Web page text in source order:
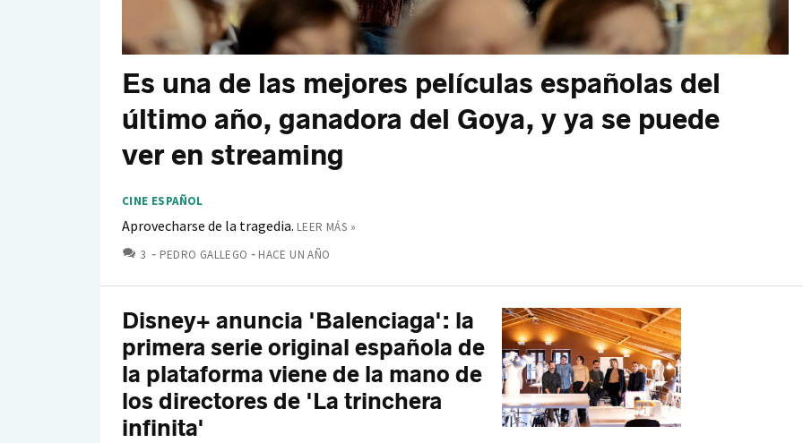
Es una de las mejores películas españolas del
último año, ganadora del Goya, y ya se puede
ver en streaming
CINE ESPAÑOL
Aprovecharse de la tragedia. LEER MÁS »
3 COMENTARIOS
PEDRO GALLEGO HACE UN AÑO
Disney+ anuncia 'Balenciaga': la
primera serie original española de
la plataforma viene de la mano de
los directores de 'La trinchera
infinita'